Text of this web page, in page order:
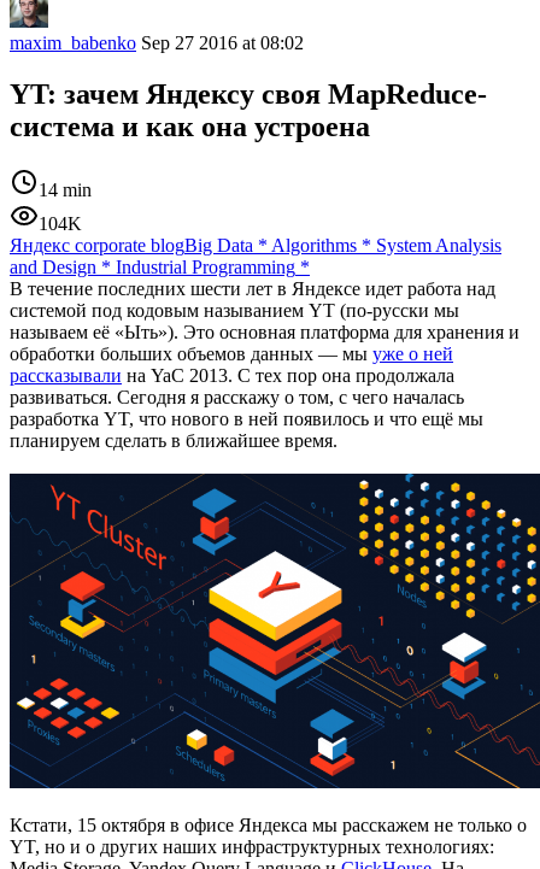
maxim_babenko Sep 27 2016 at 08:02
YT: зачем Яндексу своя MapReduce-
система и как она устроена
14 min
104K
Яндекс corporate blogBig Data * Algorithms * System Analysis
and Design * Industrial Programming *
В течение последних шести лет в Яндексе идет работа над
системой под кодовым называнием YT (по-русски мы
называем её «Ыть»). Это основная платформа для хранения и
обработки больших объемов данных — мы уже о ней
рассказывали на YaC 2013. С тех пор она продолжала
развиваться. Сегодня я расскажу о том, с чего началась
разработка YT, что нового в ней появилось и что ещё мы
планируем сделать в ближайшее время.
Кстати, 15 октября в офисе Яндекса мы расскажем не только о
YT, но и о других наших инфраструктурных технологиях: